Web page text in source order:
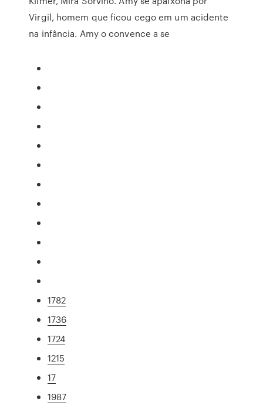
Virgil, homem que ficou cego em um acidente
na infância. Amy o convence a se
1782
1736
1724
1215
17
1987